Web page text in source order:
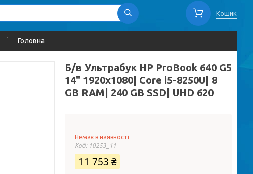
Кошик
Головна
Б/в Ультрабук HP ProBook 640 G5
14" 1920x1080| Core i5-8250U| 8
GB RAM| 240 GB SSD| UHD 620
Немає в наявності
Код: 10253_11
11 753 ₴